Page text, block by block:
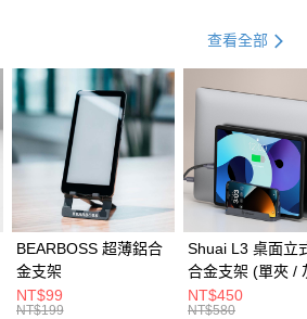
第一商業銀行
彰化商業銀行
台北富邦商業銀行
兆豐國際商業銀行
台中商業銀行
華泰商業銀行
21家銀行
第一商業銀行
彰化商業銀行
台北富邦商業銀行
兆豐國際商業銀行
查看全部
BEARBOSS 超薄鋁合
金支架
NT$99
NT$199
Shuai L3 桌面立
合金支架 (單夾 /
NT$450
NT$580